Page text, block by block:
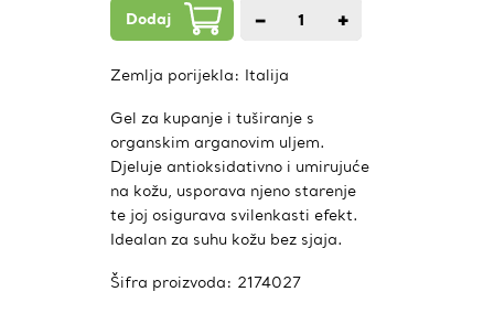
Dodaj − 1 +
Zemlja porijekla: Italija
Gel za kupanje i tuširanje s
organskim arganovim uljem.
Djeluje antioksidativno i umirujuće
na kožu, usporava njeno starenje
te joj osigurava svilenkasti efekt.
Idealan za suhu kožu bez sjaja.
Šifra proizvoda: 2174027